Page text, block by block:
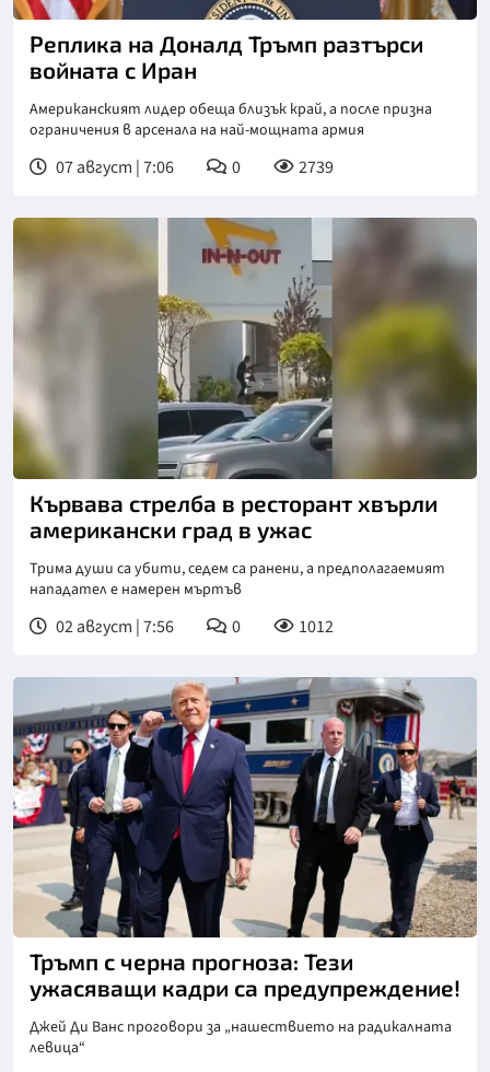
Снимка: Асошиейтед прес
Реплика на Доналд Тръмп разтърси
войната с Иран
Американският лидер обеща близък край, а после призна
ограничения в арсенала на най-мощната армия
07 август | 7:06 0 2739
Кървава стрелба в ресторант хвърли
американски град в ужас
Трима души са убити, седем са ранени, а предполагаемият
нападател е намерен мъртъв
02 август | 7:56 0 1012
Тръмп с черна прогноза: Тези
ужасяващи кадри са предупреждение!
Джей Ди Ванс проговори за „нашествието на радикалната
левица“